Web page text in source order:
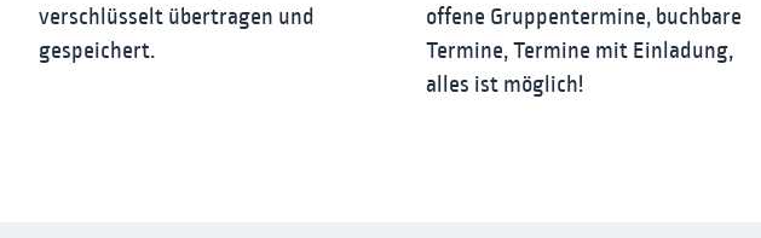
verschlüsselt übertragen und
gespeichert.
offene Gruppentermine, buchbare
Termine, Termine mit Einladung,
alles ist möglich!